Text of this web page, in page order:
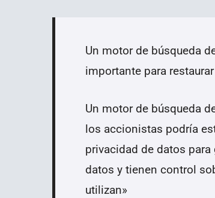
Un motor de búsqueda
importante para
Un motor de búsqueda
los accionistas podría
privacidad de datos
datos y tienen control
utilizan»